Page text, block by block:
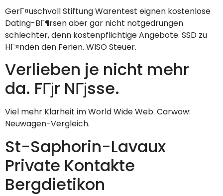
GerГ¤uschvoll Stiftung Warentest eignen kostenlose
Dating-BГ¶rsen aber gar nicht notgedrungen
schlechter, denn kostenpflichtige Angebote. SSD zu
HГ¤nden den Ferien. WISO Steuer.
Verlieben je nicht mehr
da. FГјr NГјsse.
Viel mehr Klarheit im World Wide Web. Carwow:
Neuwagen-Vergleich.
St-Saphorin-Lavaux
Private Kontakte
Bergdietikon